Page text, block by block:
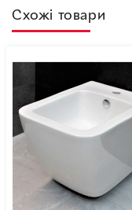
Схожі товари